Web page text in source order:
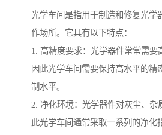
光学车间是指用于制造和修复光学
作场所。它具有以下特点：
1. 高精度要求：光学器件常常需要
因此光学车间需要保持高水平的精
制水平。
2. 净化环境：光学器件对灰尘、杂
此光学车间通常采取一系列的净化